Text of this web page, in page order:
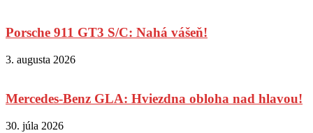
Porsche 911 GT3 S/C: Nahá vášeň!
3. augusta 2026
Mercedes-Benz GLA: Hviezdna obloha nad hlavou!
30. júla 2026